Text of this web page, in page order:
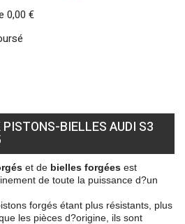
0,00 €
PISTONS-BIELLES AUDI S3
et de bielles forgées est
de toute la puissance d?un
forgés étant plus résistants, plus
les pièces d?origine, ils sont